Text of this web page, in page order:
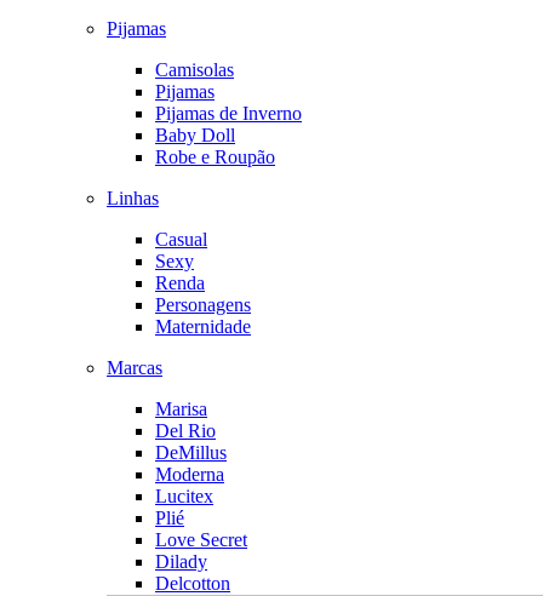
Pijamas
Camisolas
Pijamas
Pijamas de Inverno
Baby Doll
Robe e Roupão
Linhas
Casual
Sexy
Renda
Personagens
Maternidade
Marcas
Marisa
Del Rio
DeMillus
Moderna
Lucitex
Plié
Love Secret
Dilady
Delcotton